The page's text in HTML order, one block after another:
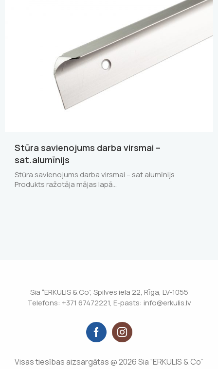
Stūra savienojums darba virsmai –
sat.alumīnijs
Stūra savienojums darba virsmai – sat.alumīnijs
Produkts ražotāja mājas lapā…
Sia “ERKULIS & Co”, Spilves iela 22, Rīga, LV-1055
Telefons: +371 67472221, E-pasts: info@erkulis.lv
Visas tiesības aizsargātas @ 2026 Sia “ERKULIS & Co”